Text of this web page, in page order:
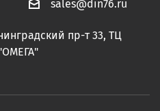
sales@din76.ru
пр-т 33, ТЦ